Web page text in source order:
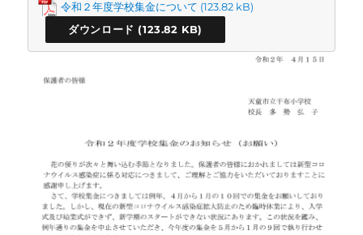
令和２年度学校集金について
ダウンロード